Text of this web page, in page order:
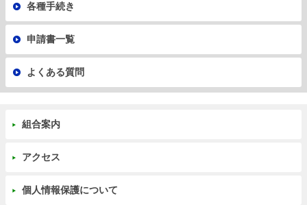
各種手続き
申請書一覧
よくある質問
組合案内
アクセス
個人情報保護について